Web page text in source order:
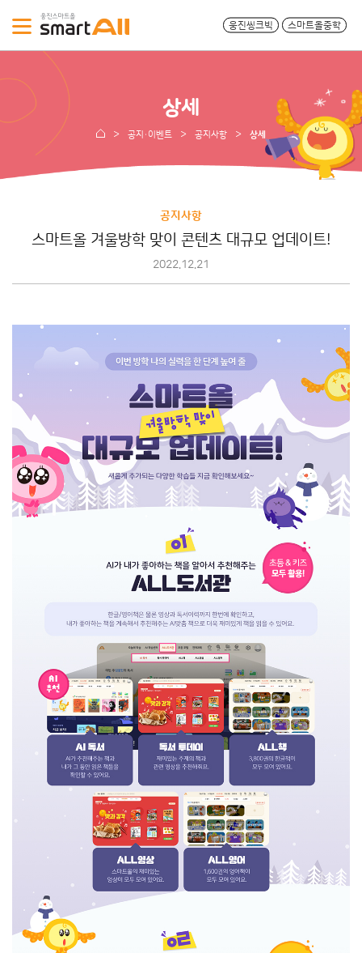
웅진씽크빅 스마트올중학
상세
공지·이벤트 공지사항 상세
공지사항
스마트올 겨울방학 맞이 콘텐츠 대규모 업데이트!
2022.12.21